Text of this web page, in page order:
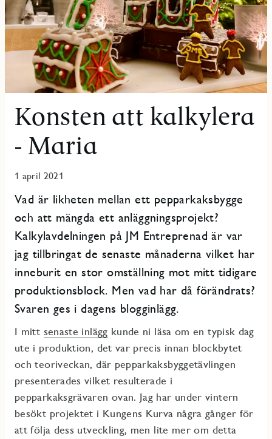
Konsten att kalkylera
- Maria
1 april 2021
Vad är likheten mellan ett pepparkaksbygge
och att mängda ett anläggningsprojekt?
Kalkylavdelningen på JM Entreprenad är var
jag tillbringat de senaste månaderna vilket har
inneburit en stor omställning mot mitt tidigare
produktionsblock. Men vad har då förändrats?
Svaren ges i dagens blogginlägg.
I mitt senaste inlägg kunde ni läsa om en typisk dag
ute i produktion, det var precis innan blockbytet
och teoriveckan, där pepparkaksbyggetävlingen
presenterades vilket resulterade i
pepparkaksgrävaren ovan. Jag har under vintern
besökt projektet i Kungens Kurva några gånger för
att följa dess utveckling, men lite mer om detta